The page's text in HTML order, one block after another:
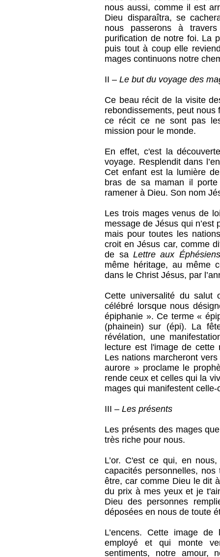
nous aussi, comme il est
Dieu disparaîtra, se
nous passerons à
purification de notre foi. La
puis tout à coup elle
mages continuons notre
II – Le but du voyage des
Ce beau récit de la visite
rebondissements, peut
ce récit ce ne sont pas
mission pour le monde.
En effet, c'est la
voyage. Resplendit dans
Cet enfant est la lumière
bras de sa maman il
ramener à Dieu. Son nom
Les trois mages venus de
message de Jésus qui n’est
mais pour toutes les
croit en Jésus car, comme
de saLettre aux Éphésiens
même héritage, au même
dans le Christ Jésus, par
Cette universalité du
célébré lorsque nous
épiphanie ». Ce terme «
(phainein) sur (épi). La
révélation, une
lecture est l'image de
Les nations marcheront
aurore » proclame le
rende ceux et celles qui la
mages qui manifestent
III –Les présents
Les présents des mages
très riche pour nous.
L’or. C'est ce qui, en
capacités personnelles,
être, car comme Dieu le dit
du prix à mes yeux et je
Dieu des personnes
déposées en nous de toute
L’encens. Cette image
employé et qui monte
sentiments, notre amour,